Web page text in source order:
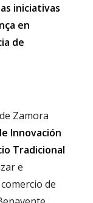
iniciativas
en
de
Zamora
Innovación
Tradicional
e
de